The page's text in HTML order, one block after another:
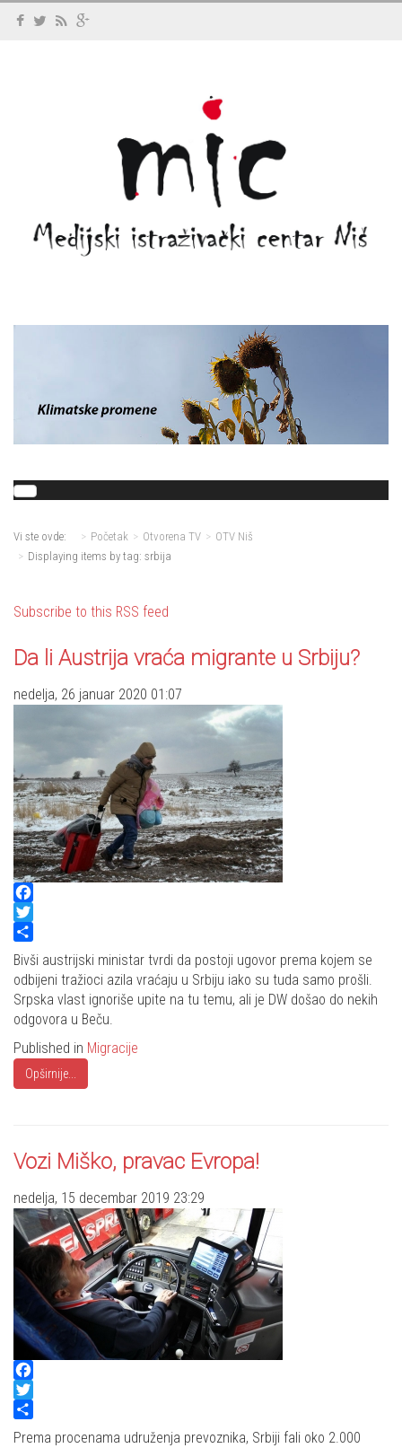
Vi ste ovde: Početak Otvorena TV
OTV Niš
Displaying items by tag: srbija
Subscribe to this RSS feed
Da li Austrija vraća migrante u Srbiju?
nedelja, 26 januar 2020 01:07
Facebook
Twitter
Share
Bivši austrijski ministar tvrdi da postoji ugovor prema kojem se
odbijeni tražioci azila vraćaju u Srbiju iako su tuda samo prošli.
Srpska vlast ignoriše upite na tu temu, ali je DW došao do nekih
odgovora u Beču.
Published in Migracije
Opširnije...
Vozi Miško, pravac Evropa!
nedelja, 15 decembar 2019 23:29
Facebook
Twitter
Share
Prema procenama udruženja prevoznika, Srbiji fali oko 2.000